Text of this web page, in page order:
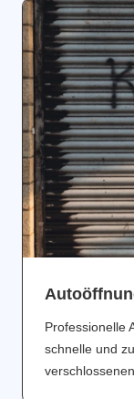
Professionelle
schnelle und